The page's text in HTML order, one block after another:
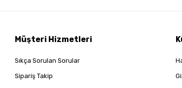
Müşteri Hizmetleri
Sıkça Sorulan Sorular
Sipariş Takip